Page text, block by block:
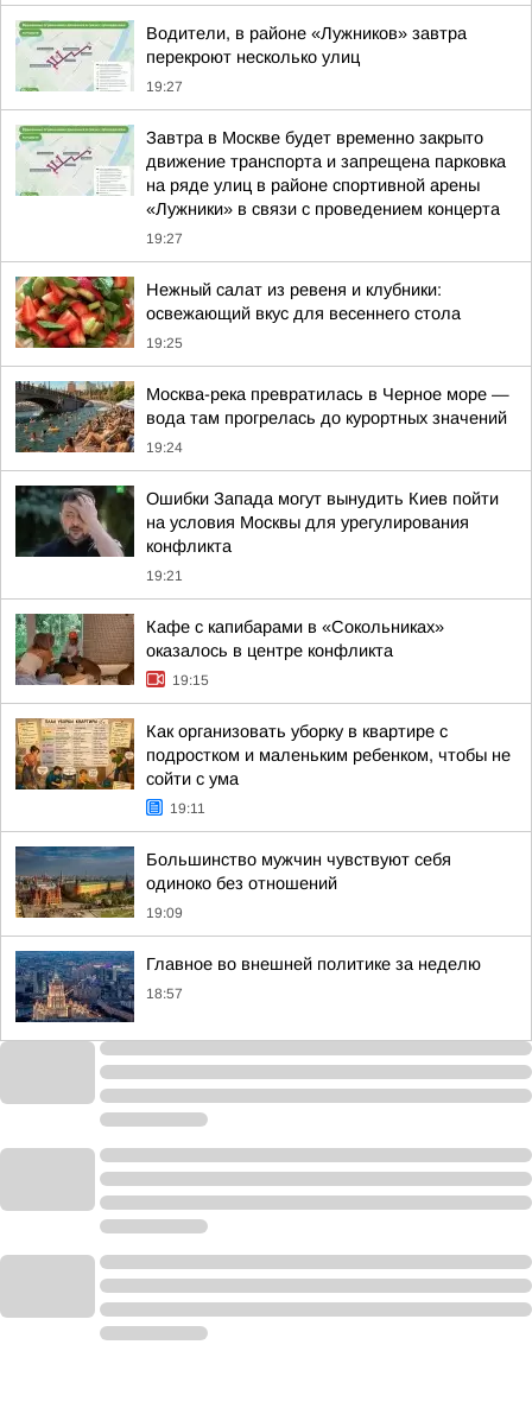
Водители, в районе «Лужников» завтра
перекроют несколько улиц
19:27
Завтра в Москве будет временно закрыто
движение транспорта и запрещена парковка
на ряде улиц в районе спортивной арены
«Лужники» в связи с проведением концерта
19:27
Нежный салат из ревеня и клубники:
освежающий вкус для весеннего стола
19:25
Москва-река превратилась в Черное море —
вода там прогрелась до курортных значений
19:24
Ошибки Запада могут вынудить Киев пойти
на условия Москвы для урегулирования
конфликта
19:21
Кафе с капибарами в «Сокольниках»
оказалось в центре конфликта
19:15
Как организовать уборку в квартире с
подростком и маленьким ребенком, чтобы не
сойти с ума
19:11
Большинство мужчин чувствуют себя
одиноко без отношений
19:09
Главное во внешней политике за неделю
18:57